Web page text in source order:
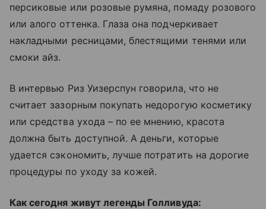
персиковые или розовые румяна, помаду розового
или алого оттенка. Глаза она подчеркивает
накладными ресницами, блестящими тенями или
смоки айз.
В интервью Риз Уизерспун говорила, что не
считает зазорным покупать недорогую косметику
или средства ухода – по ее мнению, красота
должна быть доступной. А деньги, которые
удается сэкономить, лучше потратить на дорогие
процедуры по уходу за кожей.
Как сегодня живут легенды Голливуда: